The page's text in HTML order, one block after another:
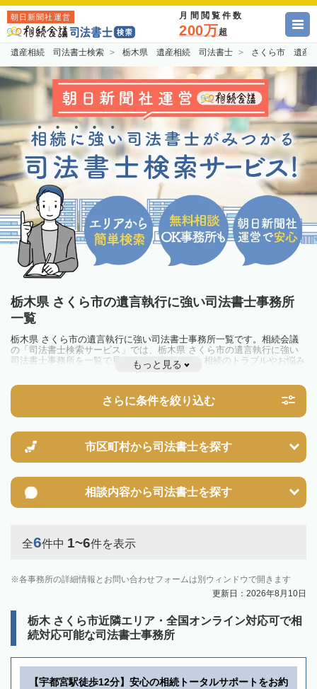
朝日新聞社運営 月間閲覧件数
200万超
遺産相続 司法書士検索 栃木県 遺産相続 司法書士 さくら市 遺産
栃木県 さくら市の遺言執行に強い司法書士事務所
一覧
栃木県 さくら市の遺言執行に強い司法書士事務所一覧です。相続会議
の「司法書士検索サービス」では、栃木県 さくら市の遺言執行に強い
司法書士事務所を一覧で見ることが出来ます。相続のトラブルやお悩み
を抱えている方は一度近隣の司法書士に相談してみましょう。
もっと見る
さらに条件を絞り込む
市区町村から司法書士を探す
相談内容から司法書士を探す
全6件中 1~6件を表示
各事務所の詳細情報とお問い合わせフォームは別ウィンドウで開きます
更新日：2026年8月10日
栃木 さくら市近隣エリア・全国オンライン対応可で相
続対応可能な司法書士事務所
【宇都宮駅徒歩12分】安心の相続トータルサポートをお約